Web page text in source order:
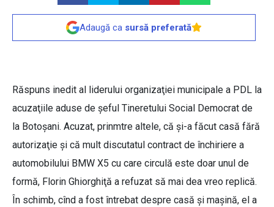
Adaugă ca sursă preferată
Răspuns inedit al liderului organizaţiei municipale a PDL la
acuzaţiile aduse de şeful Tineretului Social Democrat de
la Botoşani. Acuzat, prinmtre altele, că şi-a făcut casă fără
autorizaţie şi că mult discutatul contract de închiriere a
automobilului BMW X5 cu care circulă este doar unul de
formă, Florin Ghiorghiţă a refuzat să mai dea vreo replică.
În schimb, cînd a fost întrebat despre casă şi maşină, el a